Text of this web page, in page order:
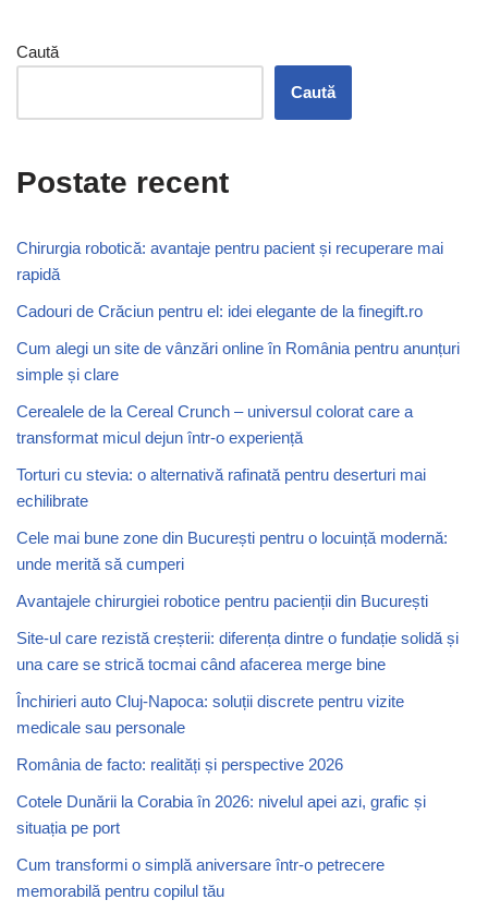
Caută
Caută
Postate recent
Chirurgia robotică: avantaje pentru pacient și recuperare mai
rapidă
Cadouri de Crăciun pentru el: idei elegante de la finegift.ro
Cum alegi un site de vânzări online în România pentru anunțuri
simple și clare
Cerealele de la Cereal Crunch – universul colorat care a
transformat micul dejun într-o experiență
Torturi cu stevia: o alternativă rafinată pentru deserturi mai
echilibrate
Cele mai bune zone din București pentru o locuință modernă:
unde merită să cumperi
Avantajele chirurgiei robotice pentru pacienții din București
Site-ul care rezistă creșterii: diferența dintre o fundație solidă și
una care se strică tocmai când afacerea merge bine
Închirieri auto Cluj-Napoca: soluții discrete pentru vizite
medicale sau personale
România de facto: realități și perspective 2026
Cotele Dunării la Corabia în 2026: nivelul apei azi, grafic și
situația pe port
Cum transformi o simplă aniversare într-o petrecere
memorabilă pentru copilul tău